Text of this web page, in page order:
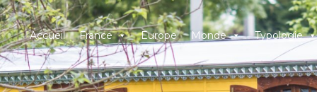
Accueil France Europe Monde Typologie